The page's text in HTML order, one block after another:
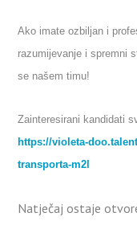
Ako imate ozbiljan i
razumijevanje i spremni
se našem timu!
Zainteresirani kandidati
https://violeta-
transporta-m2l
Natječaj ostaje